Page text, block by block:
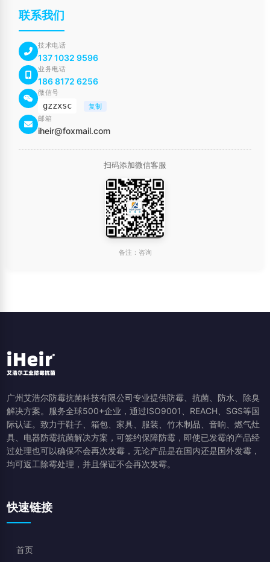
联系我们
技术电话
137 1032 9596
业务电话
186 8172 6256
微信号
gzzxsc
复制
邮箱
iheir@foxmail.com
扫码添加微信客服
备注：咨询
广州艾浩尔防霉抗菌科技有限公司专业提供防霉、抗菌、防水、除臭
解决方案。服务全球500+企业，通过ISO9001、REACH、SGS等国
际认证。致力于鞋子、箱包、家具、服装、竹木制品、音响、燃气灶
具、电器防霉抗菌解决方案，可签约保障防霉，即使已发霉的产品经
过处理也可以确保不会再次发霉，无论产品是在国内还是国外发霉，
均可返工除霉处理，并且保证不会再次发霉。
快速链接
首页